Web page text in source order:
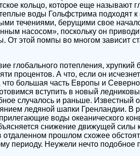
кольцо, которое еще называют
воды Гольфстрима подходят
течениями, берущими свое
насосом», поскольку он
От этой помпы во многом зависит
глобального потепления, хрупкий
процентов. А что, если он
что большая часть Европы и
вступить в новый
случалось и раньше. Известный
ледяной шапки Гренландии. В
воды океанического
снижение движущей силы
прошлом схожее
периоду. Неужели нечто подобное